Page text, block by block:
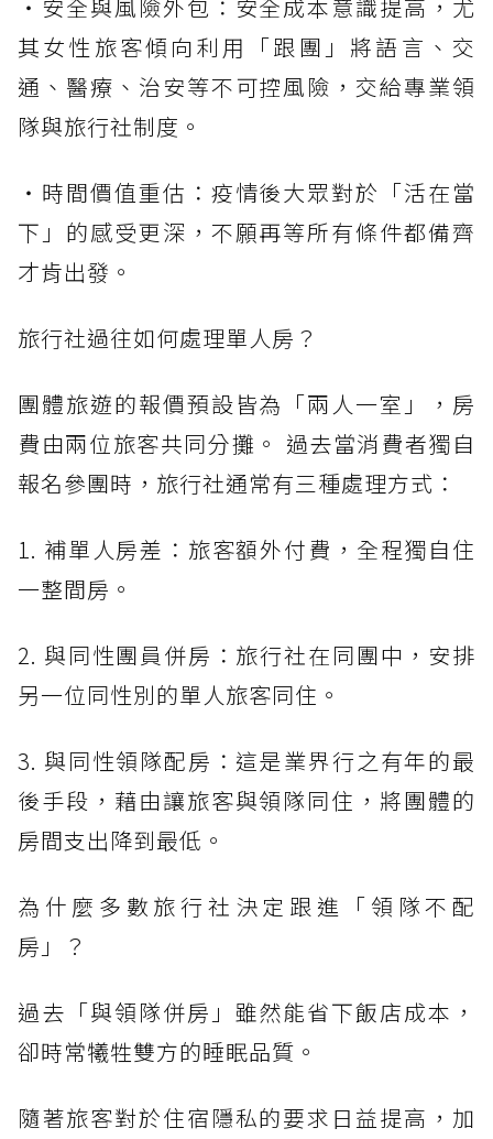
・安全與風險外包：安全成本意識提高，尤
其女性旅客傾向利用「跟團」將語言、交
通、醫療、治安等不可控風險，交給專業領
隊與旅行社制度。
・時間價值重估：疫情後大眾對於「活在當
下」的感受更深，不願再等所有條件都備齊
才肯出發。
旅行社過往如何處理單人房？
團體旅遊的報價預設皆為「兩人一室」，房
費由兩位旅客共同分攤。 過去當消費者獨自
報名參團時，旅行社通常有三種處理方式：
1. 補單人房差：旅客額外付費，全程獨自住
一整間房。
2. 與同性團員併房：旅行社在同團中，安排
另一位同性別的單人旅客同住。
3. 與同性領隊配房：這是業界行之有年的最
後手段，藉由讓旅客與領隊同住，將團體的
房間支出降到最低。
為什麼多數旅行社決定跟進「領隊不配
房」？
過去「與領隊併房」雖然能省下飯店成本，
卻時常犧牲雙方的睡眠品質。
隨著旅客對於住宿隱私的要求日益提高，加